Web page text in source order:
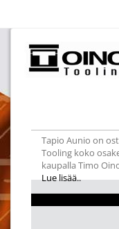
Tapio Aunio on
Tooling koko
kaupalla Timo
Lue lisää..